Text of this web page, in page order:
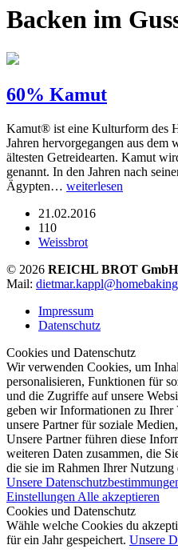
Backen im
60% Kamut
Kamut® ist eine Kulturform des
Jahren hervorgegangen aus dem
ältesten Getreidearten. Kamut
genannt. In den Jahren nach
Ägypten… weiterlesen
21.02.2016
110
Weissbrot
© 2026 REICHL BROT
Mail:
Impressum
Datenschutz
Cookies und Datenschutz
Wir verwenden Cookies, um
personalisieren, Funktionen für
und die Zugriffe auf unsere
geben wir Informationen zu Ihrer
unsere Partner für soziale
Unsere Partner führen diese
weiteren Daten zusammen, die
die sie im Rahmen Ihrer Nutzung
Unsere
Einstellungen Alle akzeptieren
Cookies und Datenschutz
Wähle welche Cookies du
für ein Jahr gespeichert. Unsere